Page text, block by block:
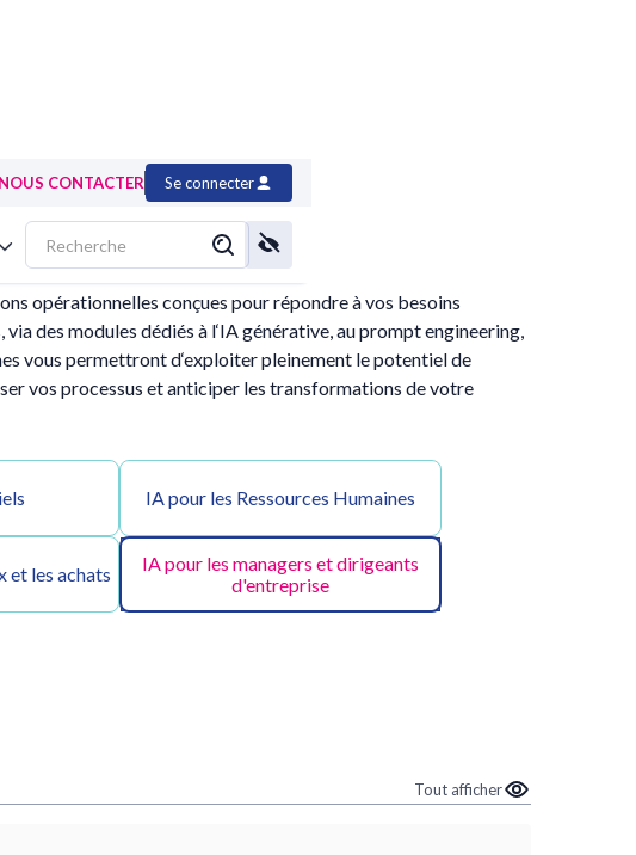
NOUS CONTACTER Se connecter
opérationnelles conçues pour répondre à vos besoins
des modules dédiés à l‘IA générative, au prompt engineering,
vous permettront d‘exploiter pleinement le potentiel de
vos processus et anticiper les transformations de votre
IA pour les Ressources Humaines
et les achats
IA pour les managers et dirigeants
d'entreprise
Tout afficher